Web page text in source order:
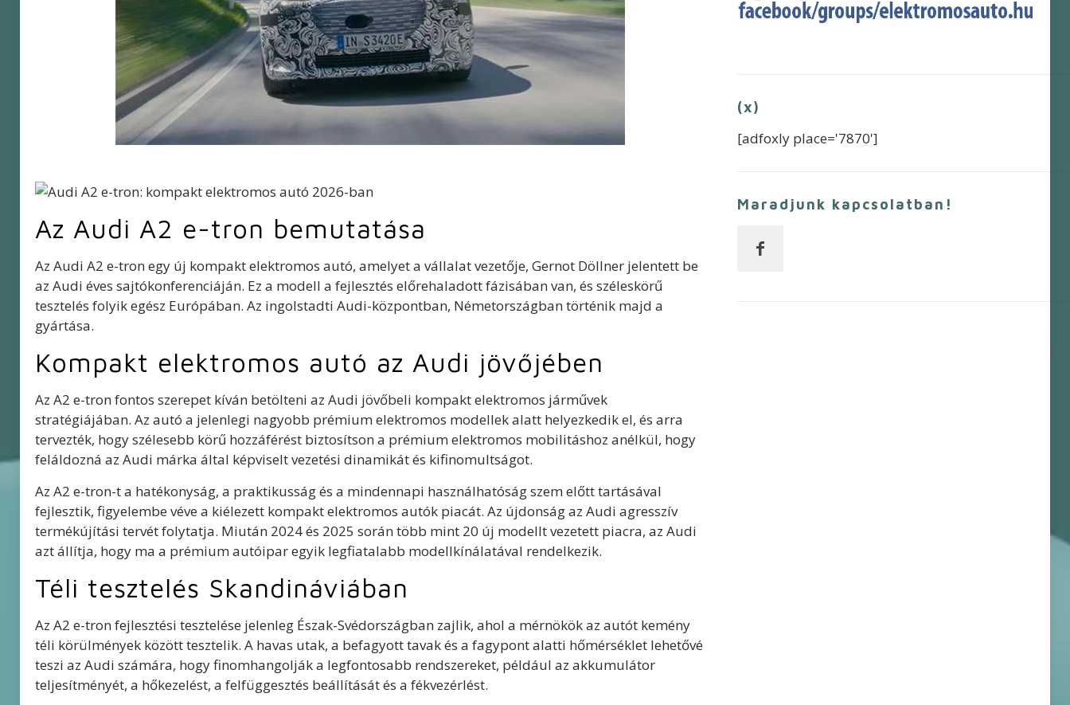
Az Audi A2 e-tron bemutatása
Az Audi A2 e-tron egy új kompakt elektromos autó, amelyet a vállalat vezetője, Gernot Döllner jelentett be
az Audi éves sajtókonferenciáján. Ez a modell a fejlesztés előrehaladott fázisában van, és széleskörű
tesztelés folyik egész Európában. Az ingolstadti Audi-központban, Németországban történik majd a
gyártása.
Kompakt elektromos autó az Audi jövőjében
Az A2 e-tron fontos szerepet kíván betölteni az Audi jövőbeli kompakt elektromos járművek
stratégiájában. Az autó a jelenlegi nagyobb prémium elektromos modellek alatt helyezkedik el, és arra
tervezték, hogy szélesebb körű hozzáférést biztosítson a prémium elektromos mobilitáshoz anélkül, hogy
feláldozná az Audi márka által képviselt vezetési dinamikát és kifinomultságot.
Az A2 e-tron-t a hatékonyság, a praktikusság és a mindennapi használhatóság szem előtt tartásával
fejlesztik, figyelembe véve a kiélezett kompakt elektromos autók piacát. Az újdonság az Audi agresszív
termékújítási tervét folytatja. Miután 2024 és 2025 során több mint 20 új modellt vezetett piacra, az Audi
azt állítja, hogy ma a prémium autóipar egyik legfiatalabb modellkínálatával rendelkezik.
Téli tesztelés Skandináviában
Az A2 e-tron fejlesztési tesztelése jelenleg Észak-Svédországban zajlik, ahol a mérnökök az autót kemény
téli körülmények között tesztelik. A havas utak, a befagyott tavak és a fagypont alatti hőmérséklet lehetővé
teszi az Audi számára, hogy finomhangolják a legfontosabb rendszereket, például az akkumulátor
teljesítményét, a hőkezelést, a felfüggesztés beállítását és a fékvezérlést.
(x)
[adfoxly place='7870']
Maradjunk kapcsolatban!